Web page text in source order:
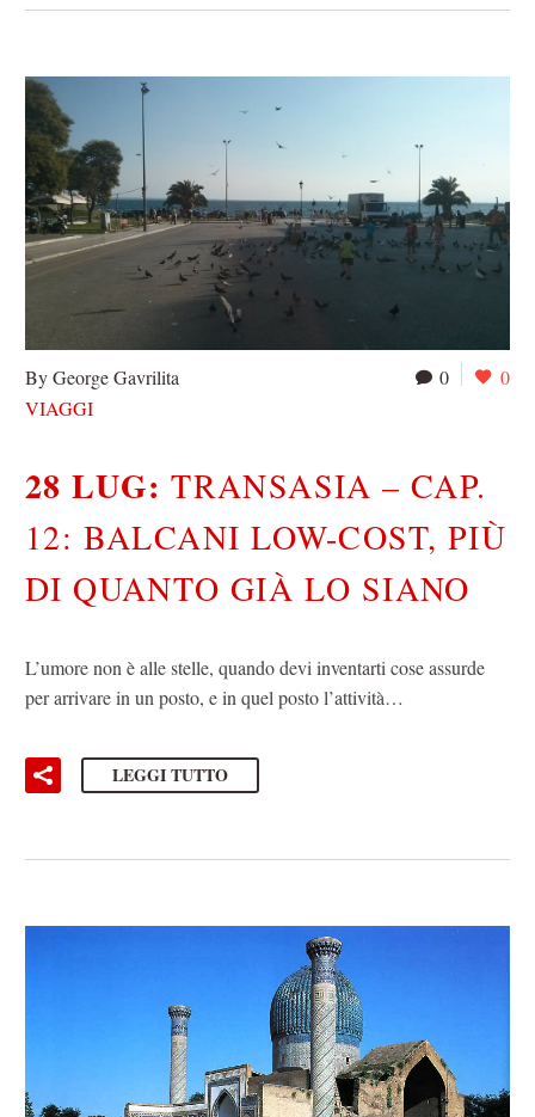
0 0
By George Gavrilita
VIAGGI
28 LUG:TRANSASIA – CAP.
12: BALCANI LOW-COST, PIÙ
DI QUANTO GIÀ LO SIANO
L’umore non è alle stelle, quando devi inventarti cose assurde
per arrivare in un posto, e in quel posto l’attività…
LEGGI TUTTO